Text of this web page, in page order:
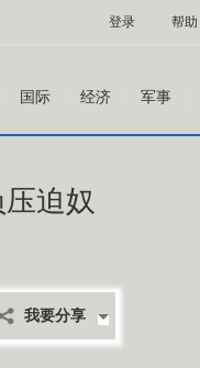
帮助
登录
国际 经济 军事
迫奴
我要分享